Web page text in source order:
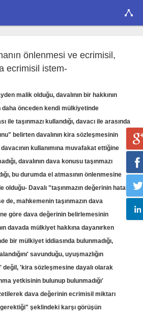
önlenmesi ve ecrimisil,
ecrimisil istem-
malik olduğu, davalının bir hakkının
daha önceden kendi mülkiyetinde
ile taşınmazı kullandığı, davacı ile arasında
belirten davalının kira sözleşmesinin
kullanımına muvafakat ettiğine
davalının dava konusu taşınmazı
bu durumda el atmasının önlenmesine
Davalı "taşınmazın değerinin hatalı
de, mahkemenin taşınmazın dava
göre dava değerinin belirlemesinin
davada mülkiyet hakkına dayanırken
bir mülkiyet iddiasında bulunmadığı,
savunduğu, uyuşmazlığın
değil, 'kira sözleşmesine dayalı olarak
yetkisinin bulunup bulunmadığı'
dava değerinin ecrimisil miktarı
şeklindeki karşı görüşün